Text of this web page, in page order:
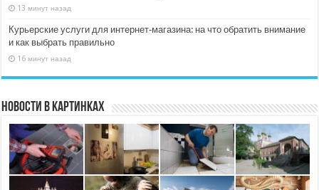
13 минут назад
Курьерские услуги для интернет‑магазина: на что обратить внимание
и как выбрать правильно
16 минут назад
Новости в картинках